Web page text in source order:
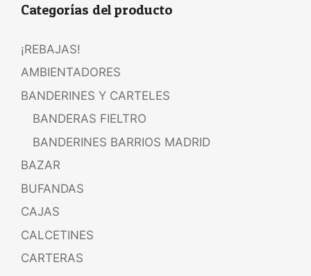
Categorías del producto
¡REBAJAS!
AMBIENTADORES
BANDERINES Y CARTELES
BANDERAS FIELTRO
BANDERINES BARRIOS MADRID
BAZAR
BUFANDAS
CAJAS
CALCETINES
CARTERAS